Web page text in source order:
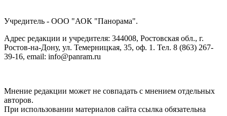
Учредитель - ООО "АОК "Панорама".
Адрес редакции и учредителя: 344008, Ростовская обл., г.
Ростов-на-Дону, ул. Темерницкая, 35, оф. 1. Тел. 8 (863) 267-
39-16, email: info@panram.ru
Мнение редакции может не совпадать с мнением отдельных
авторов.
При использовании материалов сайта ссылка обязательна